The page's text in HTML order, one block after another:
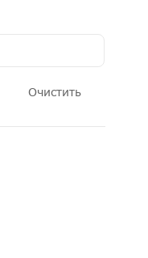
Очистить